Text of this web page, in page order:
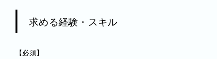
求める経験・スキル
【必須】